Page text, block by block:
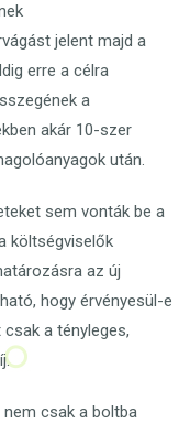
jelent majd a
erre a célra
a
akár 10-szer
után.
sem vonták be a
költségviselők
az új
hogy érvényesül-e
a tényleges,
csak a boltba